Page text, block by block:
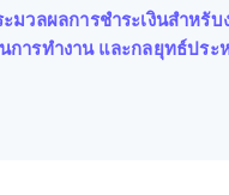
มวลผลการชำระเงินสำหรับ
การทำงาน และกลยุทธ์ประ
ด์
Svenska